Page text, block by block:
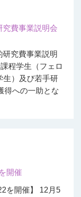
費事業説明会
研究費事業説明
程学生（フェロ
生）及び若手研
得への一助とな
開催
を開催】 12月5